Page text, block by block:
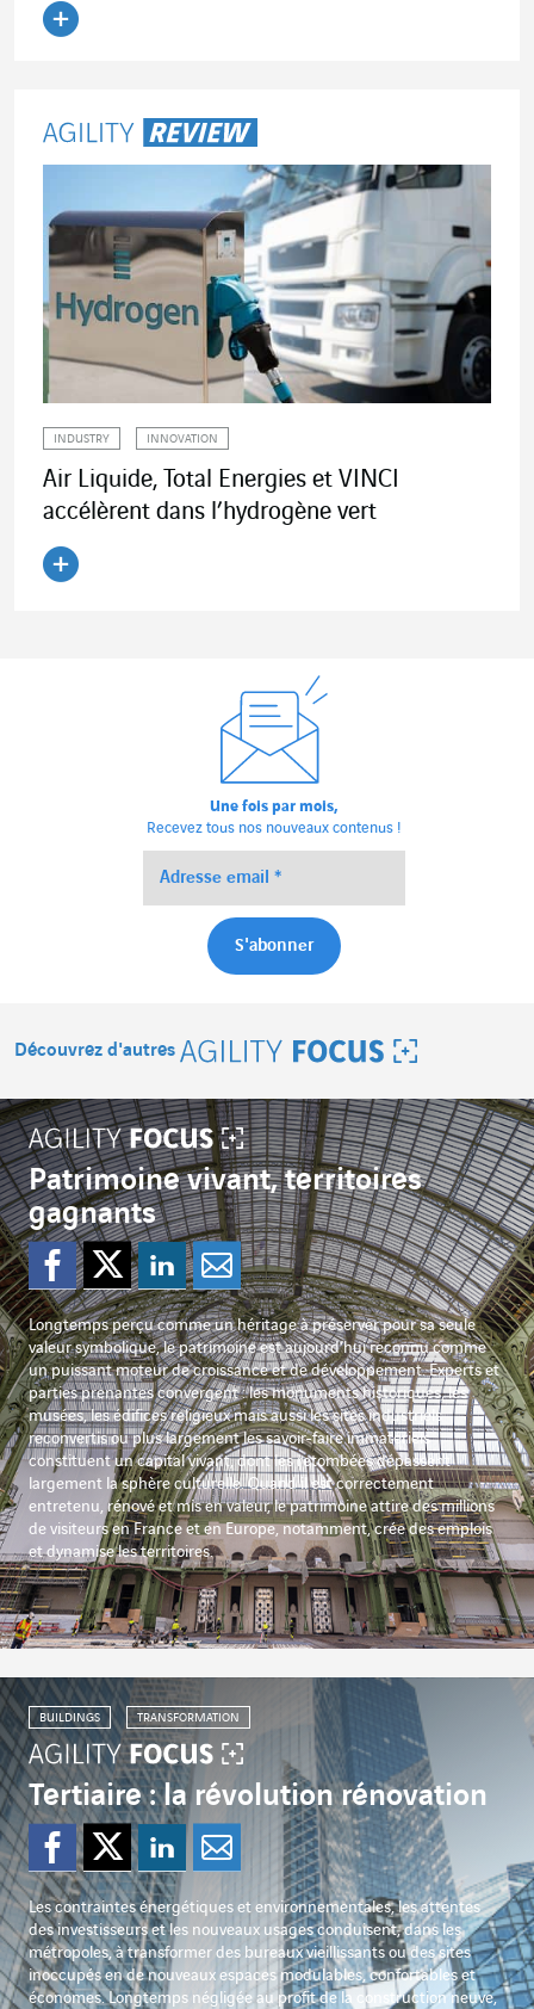
INDUSTRY INNOVATION
Air Liquide, Total Energies et VINCI
accélèrent dans l’hydrogène vert
Une fois par mois,
Recevez tous nos nouveaux contenus !
Découvrez d'autres
Patrimoine vivant, territoires
gagnants
Partager sur Facebook
Partager sur Twitter
Partager sur
Partager par
Longtemps perçu comme un héritage à préserver pour sa seule
valeur symbolique, le patrimoine est aujourd’hui reconnu comme
un puissant moteur de croissance et de développement. Experts et
parties prenantes convergent : les monuments historiques, les
musées, les édifices religieux mais aussi les sites industriels
reconvertis ou plus largement les savoir-faire immatériels
constituent un capital vivant, dont les retombées dépassent
largement la sphère culturelle. Quand il est correctement
entretenu, rénové et mis en valeur, le patrimoine attire des millions
de visiteurs en France et en Europe, notamment, crée des emplois
et dynamise les territoires.
BUILDINGS TRANSFORMATION
Tertiaire : la révolution rénovation
Partager sur Facebook
Partager sur Twitter
Partager sur
Partager par
Les contraintes énergétiques et environnementales, les attentes
des investisseurs et les nouveaux usages conduisent, dans les
métropoles, à transformer des bureaux vieillissants ou des sites
inoccupés en de nouveaux espaces modulables, confortables et
économes. Longtemps négligée au profit de la construction neuve,